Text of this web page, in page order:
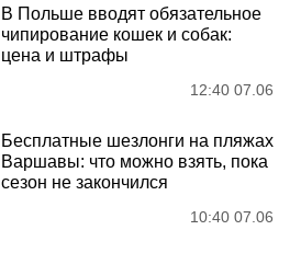
В Польше вводят обязательное
чипирование кошек и собак:
цена и штрафы
12:40 07.06
Бесплатные шезлонги на пляжах
Варшавы: что можно взять, пока
сезон не закончился
10:40 07.06